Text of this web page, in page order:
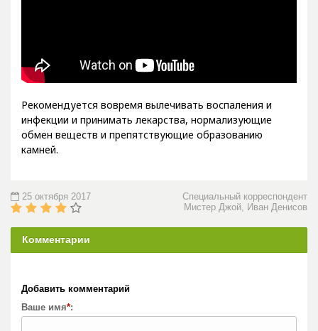
Рекомендуется вовремя вылечивать воспаления и
инфекции и принимать лекарства, нормализующие
обмен веществ и препятствующие образованию
камней.
Специальный корреспондент
Мистер Джой, Иван Денисов
25 октября 2017
Комментарии
Добавить комментарий
Ваше имя*: